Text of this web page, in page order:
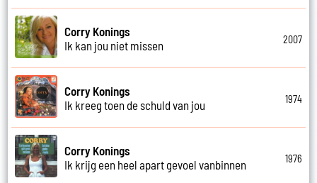
Corry Konings
Ik kan jou niet missen
2007
Corry Konings
Ik kreeg toen de schuld van jou
1974
Corry Konings
Ik krijg een heel apart gevoel vanbinnen
1976